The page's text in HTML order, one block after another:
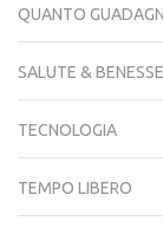
QUANTO
SALUTE &
TECNOLOGIA
TEMPO LIBERO